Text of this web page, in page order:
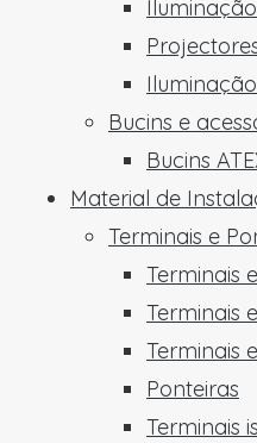
Bucins e
Bucins
Material de
Terminais e
Terminais
Terminais
Terminais
Ponteiras
Terminais